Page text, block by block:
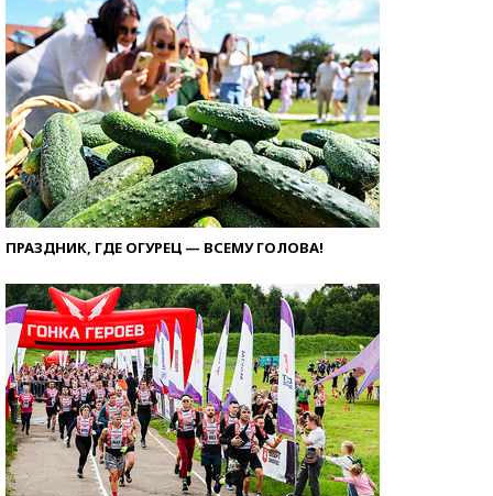
ПРАЗДНИК, ГДЕ ОГУРЕЦ — ВСЕМУ ГОЛОВА!